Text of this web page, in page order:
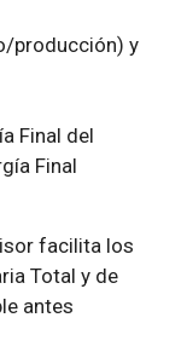
producción) y
Final del
Final
facilita los
Total y de
antes